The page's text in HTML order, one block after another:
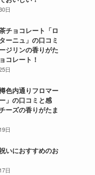
日
チョコレート「ロ
ーニュ」の口コミ
ジリンの香りがた
コレート！
日
色内通りフロマー
」の口コミと感
ーズの香りがたま
日
いにおすすめのお
日